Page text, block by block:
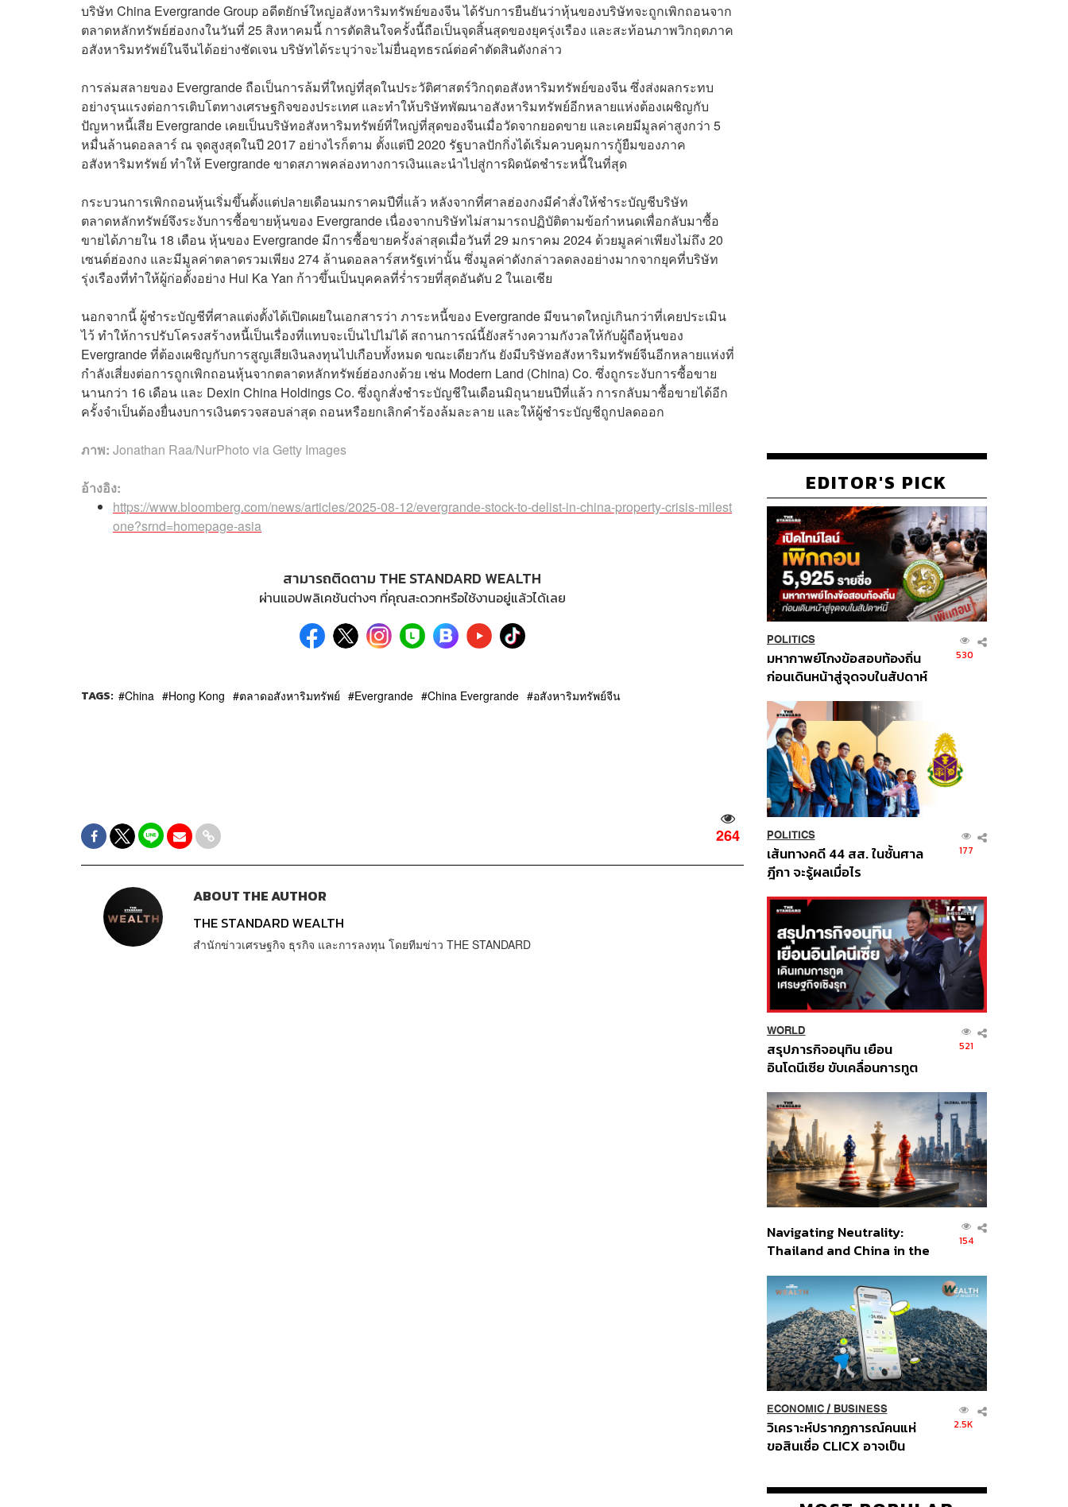
บริษัท China Evergrande Group อดีตยักษ์ใหญ่อสังหาริมทรัพย์ของจีน ได้รับการยืนยันว่าหุ้นของบริษัทจะถูกเพิกถอนจาก
ตลาดหลักทรัพย์ฮ่องกงในวันที่ 25 สิงหาคมนี้ การตัดสินใจครั้งนี้ถือเป็นจุดสิ้นสุดของยุครุ่งเรือง และสะท้อนภาพวิกฤตภาค
อสังหาริมทรัพย์ในจีนได้อย่างชัดเจน บริษัทได้ระบุว่าจะไม่ยื่นอุทธรณ์ต่อคำตัดสินดังกล่าว
การล่มสลายของ Evergrande ถือเป็นการล้มที่ใหญ่ที่สุดในประวัติศาสตร์วิกฤตอสังหาริมทรัพย์ของจีน ซึ่งส่งผลกระทบ
อย่างรุนแรงต่อการเติบโตทางเศรษฐกิจของประเทศ และทำให้บริษัทพัฒนาอสังหาริมทรัพย์อีกหลายแห่งต้องเผชิญกับ
ปัญหาหนี้เสีย Evergrande เคยเป็นบริษัทอสังหาริมทรัพย์ที่ใหญ่ที่สุดของจีนเมื่อวัดจากยอดขาย และเคยมีมูลค่าสูงกว่า 5
หมื่นล้านดอลลาร์ ณ จุดสูงสุดในปี 2017 อย่างไรก็ตาม ตั้งแต่ปี 2020 รัฐบาลปักกิ่งได้เริ่มควบคุมการกู้ยืมของภาค
อสังหาริมทรัพย์ ทำให้ Evergrande ขาดสภาพคล่องทางการเงินและนำไปสู่การผิดนัดชำระหนี้ในที่สุด
กระบวนการเพิกถอนหุ้นเริ่มขึ้นตั้งแต่ปลายเดือนมกราคมปีที่แล้ว หลังจากที่ศาลฮ่องกงมีคำสั่งให้ชำระบัญชีบริษัท
ตลาดหลักทรัพย์จึงระงับการซื้อขายหุ้นของ Evergrande เนื่องจากบริษัทไม่สามารถปฏิบัติตามข้อกำหนดเพื่อกลับมาซื้อ
ขายได้ภายใน 18 เดือน หุ้นของ Evergrande มีการซื้อขายครั้งล่าสุดเมื่อวันที่ 29 มกราคม 2024 ด้วยมูลค่าเพียงไม่ถึง 20
เซนต์ฮ่องกง และมีมูลค่าตลาดรวมเพียง 274 ล้านดอลลาร์สหรัฐเท่านั้น ซึ่งมูลค่าดังกล่าวลดลงอย่างมากจากยุคที่บริษัท
รุ่งเรืองที่ทำให้ผู้ก่อตั้งอย่าง Hui Ka Yan ก้าวขึ้นเป็นบุคคลที่ร่ำรวยที่สุดอันดับ 2 ในเอเชีย
นอกจากนี้ ผู้ชำระบัญชีที่ศาลแต่งตั้งได้เปิดเผยในเอกสารว่า ภาระหนี้ของ Evergrande มีขนาดใหญ่เกินกว่าที่เคยประเมิน
ไว้ ทำให้การปรับโครงสร้างหนี้เป็นเรื่องที่แทบจะเป็นไปไม่ได้ สถานการณ์นี้ยังสร้างความกังวลให้กับผู้ถือหุ้นของ
Evergrande ที่ต้องเผชิญกับการสูญเสียเงินลงทุนไปเกือบทั้งหมด ขณะเดียวกัน ยังมีบริษัทอสังหาริมทรัพย์จีนอีกหลายแห่งที่
กำลังเสี่ยงต่อการถูกเพิกถอนหุ้นจากตลาดหลักทรัพย์ฮ่องกงด้วย เช่น Modern Land (China) Co. ซึ่งถูกระงับการซื้อขาย
นานกว่า 16 เดือน และ Dexin China Holdings Co. ซึ่งถูกสั่งชำระบัญชีในเดือนมิถุนายนปีที่แล้ว การกลับมาซื้อขายได้อีก
ครั้งจำเป็นต้องยื่นงบการเงินตรวจสอบล่าสุด ถอนหรือยกเลิกคำร้องล้มละลาย และให้ผู้ชำระบัญชีถูกปลดออก
ภาพ: Jonathan Raa/NurPhoto via Getty Images
อ้างอิง:
https://www.bloomberg.com/news/articles/2025-08-12/evergrande-stock-to-delist-in-china-property-crisis-milest
one?srnd=homepage-asia
สามารถติดตาม THE STANDARD WEALTH
ผ่านแอปพลิเคชันต่างๆ ที่คุณสะดวกหรือใช้งานอยู่แล้วได้เลย
TAGS: China Hong Kong ตลาดอสังหาริมทรัพย์ Evergrande China Evergrande อสังหาริมทรัพย์จีน
264
ABOUT THE AUTHOR
THE STANDARD WEALTH
สำนักข่าวเศรษฐกิจ ธุรกิจ และการลงทุน โดยทีมข่าว THE STANDARD
EDITOR'S PICK
POLITICS
มหากาพย์โกงข้อสอบท้องถิ่น
ก่อนเดินหน้าสู่จุดจบในสัปดาห์
530
POLITICS
เส้นทางคดี 44 สส. ในชั้นศาล
ฎีกา จะรู้ผลเมื่อไร
177
WORLD
สรุปภารกิจอนุทิน เยือน
อินโดนีเซีย ขับเคลื่อนการทูต
ส่วนยุทธศาสตร์ไทย –
อินโดนีเซีย
521
Navigating Neutrality:
Thailand and China in the
Order
154
ECONOMIC/ BUSINESS
วิเคราะห์ปรากฏการณ์คนแห่
ขอสินเชื่อ CLICX อาจเป็น
ปัญหาหนี้ครัวเรือนไทยที่ถูกซุก
2.5K